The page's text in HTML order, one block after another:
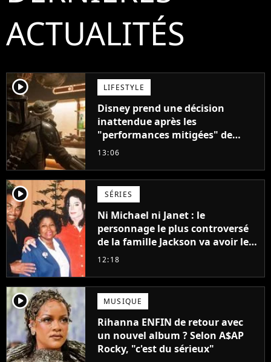
ACTUALITÉS
player2 LIFESTYLE
Disney prend une décision
inattendue après les
"performances mitigées" de
Vaiana et The Mandalorian &
13:06
player2 SÉRIES
Ni Michael ni Janet : le
personnage le plus controversé
de la famille Jackson va avoir le
droit à sa propre série
12:18
player2 MUSIQUE
Rihanna ENFIN de retour avec
un nouvel album ? Selon A$AP
Rocky, "c'est du sérieux"